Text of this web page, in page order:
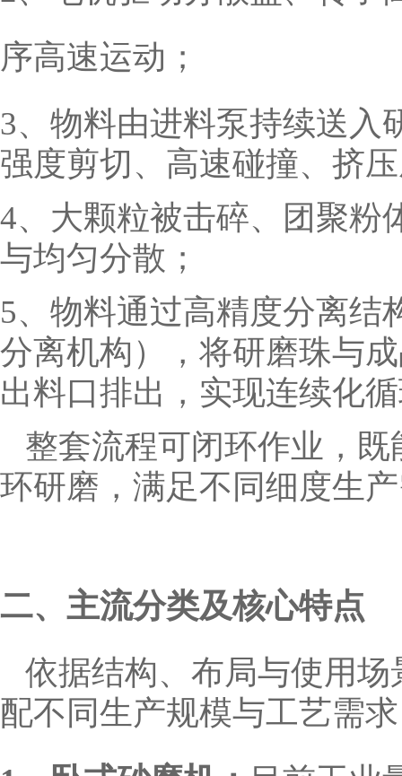
序高速运动；
3、物料由进料泵持续送入
强度剪切、高速碰撞、挤
4、大颗粒被击碎、团聚粉
与均匀分散；
5、物料通过高精度分离结
分离机构），将研磨珠与
出料口排出，实现连续化
整套流程可闭环作业，
环研磨，满足不同细度生
二、主流分类及核心特点
依据结构、布局与使用
配不同生产规模与工艺需